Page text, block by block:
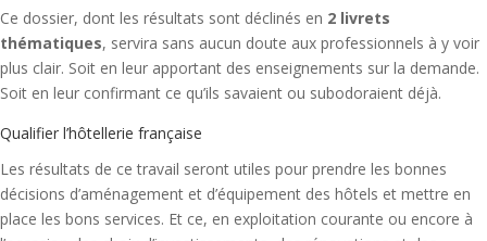
Ce dossier, dont les résultats sont déclinés en 2 livrets
thématiques, servira sans aucun doute aux professionnels à y voir
plus clair. Soit en leur apportant des enseignements sur la demande.
Soit en leur confirmant ce qu’ils savaient ou subodoraient déjà.
Qualifier l’hôtellerie française
Les résultats de ce travail seront utiles pour prendre les bonnes
décisions d’aménagement et d’équipement des hôtels et mettre en
place les bons services. Et ce, en exploitation courante ou encore à